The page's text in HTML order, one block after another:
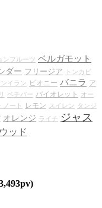
ンフルーツ ベルガモット
ダー フリージア
トンカビ
ンイラン ピオニー バニラ ア
ベチバー バイオレット
オー
ノート レモン スイレン
タンジ
オレンジ ライチ
ジャス
ッド